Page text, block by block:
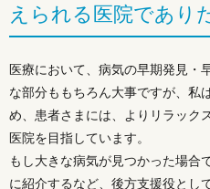
えられる医院であり
医療において、病気の早期発見・
な部分ももちろん大事ですが、私
め、患者さまには、よりリラック
医院を目指しています。
もし大きな病気が見つかった場合
に紹介するなど、後方支援役とし